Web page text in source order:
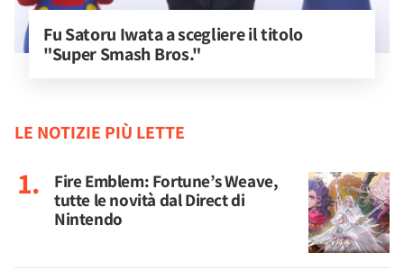
Fu Satoru Iwata a scegliere il titolo
"Super Smash Bros."
LE NOTIZIE PIÙ LETTE
Fire Emblem: Fortune’s Weave,
tutte le novità dal Direct di
Nintendo